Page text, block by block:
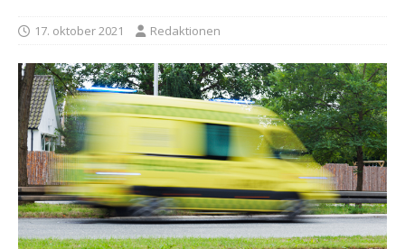
17. oktober 2021 Redaktionen